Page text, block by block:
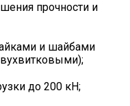
прочности и
и шайбами
до 200 кН;